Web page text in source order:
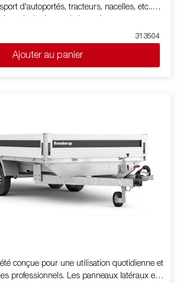
d'autoportés, tracteurs, nacelles, etc..
Le hayon, le basculement
de treuil et les anneaux d'arrimages font
standard. Les images ne sont données
peuvent présenter des équipements
313504
Ajouter au panier
conçue pour une utilisation quotidienne et
professionnels. Les panneaux latéraux en